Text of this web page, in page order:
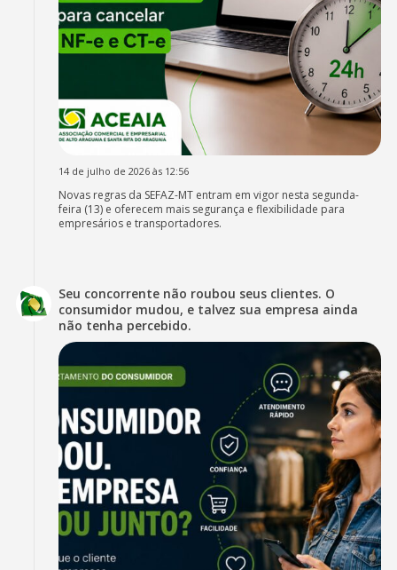
14 de julho de 2026 às 12:56
Novas regras da SEFAZ-MT entram em vigor nesta segunda-
feira (13) e oferecem mais segurança e flexibilidade para
empresários e transportadores.
Seu concorrente não roubou seus clientes. O
consumidor mudou, e talvez sua empresa ainda
não tenha percebido.